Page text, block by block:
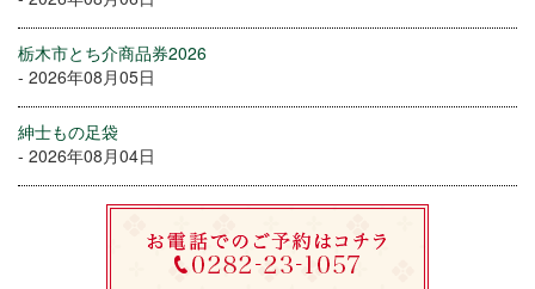
栃木市とち介商品券2026
- 2026年08月05日
紳士もの足袋
- 2026年08月04日